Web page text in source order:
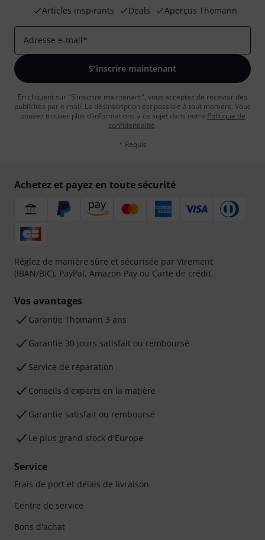
Articles inspirants
Deals Aperçus Thomann
Adresse e-mail*
S'inscrire maintenant
En cliquant sur "S'inscrire maintenant", vous acceptez de recevoir des
publicités par e-mail. La désinscription est possible à tout moment. Vous
pouvez trouver plus d'informations à ce sujet dans notre Politique de
confidentialité.
* Requis
Achetez et payez en toute sécurité
Réglez de manière sûre et sécurisée par Virement
(IBAN/BIC), PayPal, Amazon Pay ou Carte de crédit.
Vos avantages
Ga­ran­tie Thomann 3 ans
Garantie 30 jours satisfait ou remboursé
Service de réparation
Conseils d'experts en la matière
Garantie satisfait ou remboursé
Le plus grand stock d'Europe
Service
Frais de port et délais de livraison
Centre de service
Bons d'achat